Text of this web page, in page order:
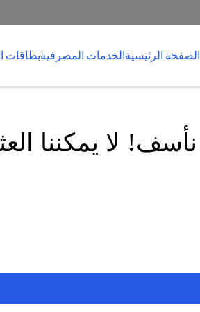
الصفحة الرئيسيةالخدمات المصرفيةبطاقات
نأسف! لا يمكننا